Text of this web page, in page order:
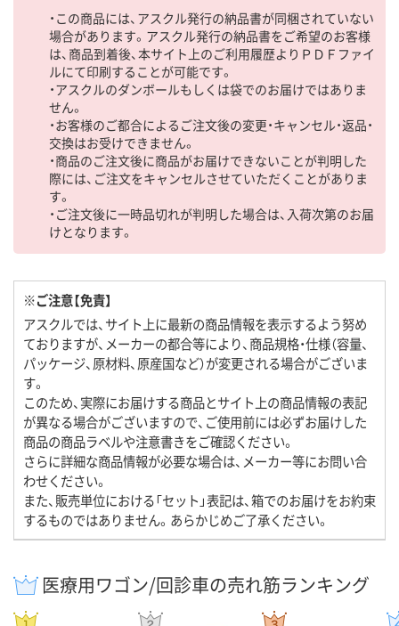
・この商品には、アスクル発行の納品書が同梱されていない
場合があります。アスクル発行の納品書をご希望のお客様
は、商品到着後、本サイト上のご利用履歴よりＰＤＦファイ
ルにて印刷することが可能です。
・アスクルのダンボールもしくは袋でのお届けではありま
せん。
・お客様のご都合によるご注文後の変更・キャンセル・返品・
交換はお受けできません。
・商品のご注文後に商品がお届けできないことが判明した
際には、ご注文をキャンセルさせていただくことがありま
す。
・ご注文後に一時品切れが判明した場合は、入荷次第のお届
けとなります。
※ご注意【免責】
アスクルでは、サイト上に最新の商品情報を表示するよう努め
ておりますが、メーカーの都合等により、商品規格・仕様（容量、
パッケージ、原材料、原産国など）が変更される場合がございま
す。
このため、実際にお届けする商品とサイト上の商品情報の表記
が異なる場合がございますので、ご使用前には必ずお届けした
商品の商品ラベルや注意書きをご確認ください。
さらに詳細な商品情報が必要な場合は、メーカー等にお問い合
わせください。
また、販売単位における「セット」表記は、箱でのお届けをお約束
するものではありません。あらかじめご了承ください。
医療用ワゴン/回診車の売れ筋ランキング